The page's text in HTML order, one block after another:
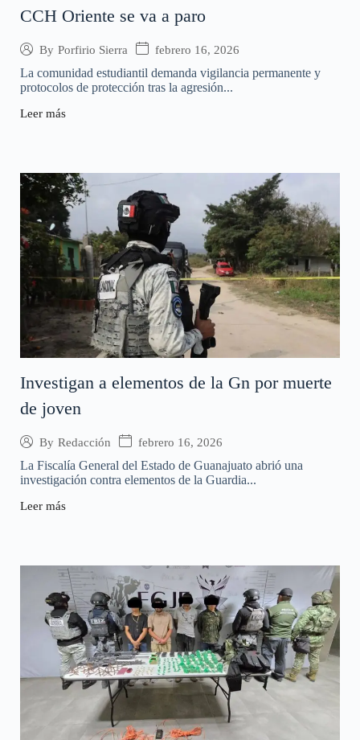
CCH Oriente se va a paro
By Porfirio Sierra febrero 16, 2026
La comunidad estudiantil demanda vigilancia permanente y
protocolos de protección tras la agresión...
Leer más
Investigan a elementos de la Gn por muerte
de joven
By Redacción febrero 16, 2026
La Fiscalía General del Estado de Guanajuato abrió una
investigación contra elementos de la Guardia...
Leer más